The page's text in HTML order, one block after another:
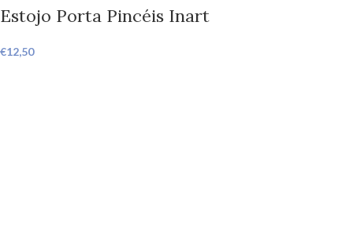
Estojo Porta Pincéis Inart
€12,50